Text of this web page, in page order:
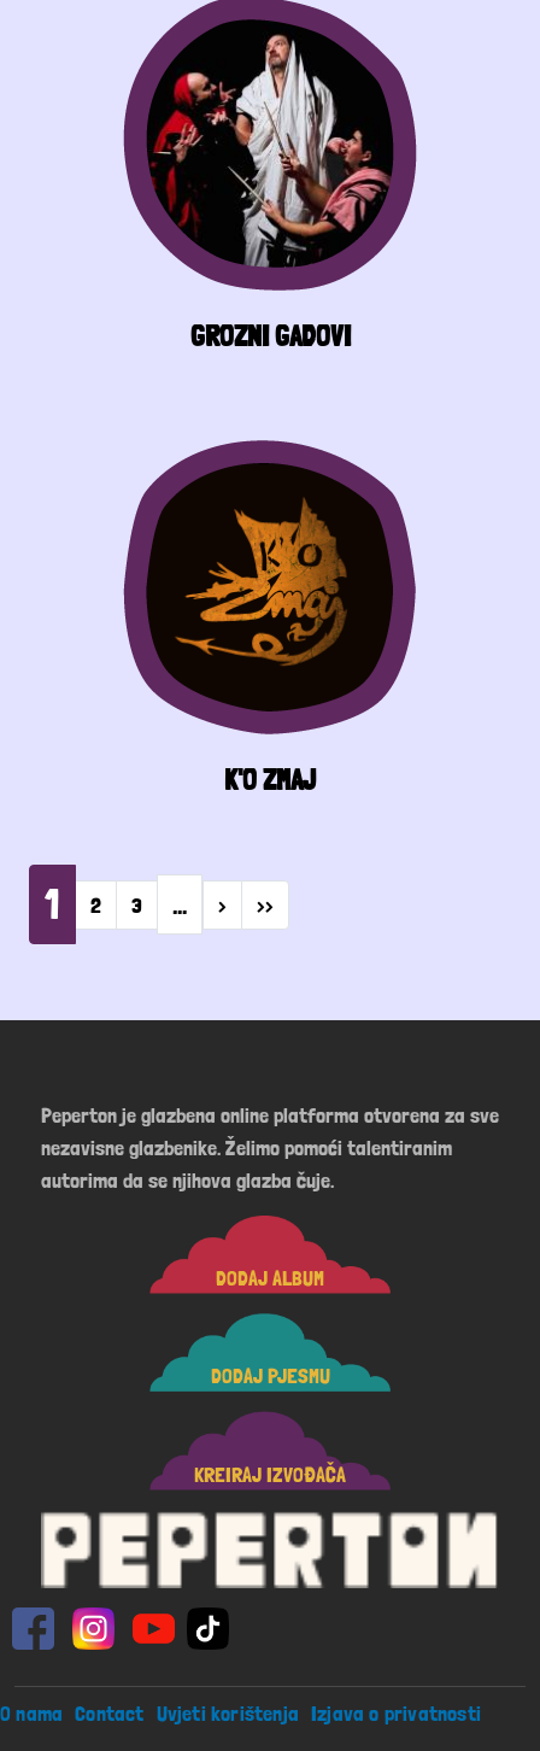
GROZNI GADOVI
K'O ZMAJ
Pagination
1 2 3 … › Next page
››
Peperton je glazbena online platforma otvorena za sve
nezavisne glazbenike. Želimo pomoći talentiranim
autorima da se njihova glazba čuje.
DODAJ ALBUM
DODAJ PJESMU
KREIRAJ IZVOĐAČA
Footer menu
O nama Contact Uvjeti korištenja Izjava o privatnosti